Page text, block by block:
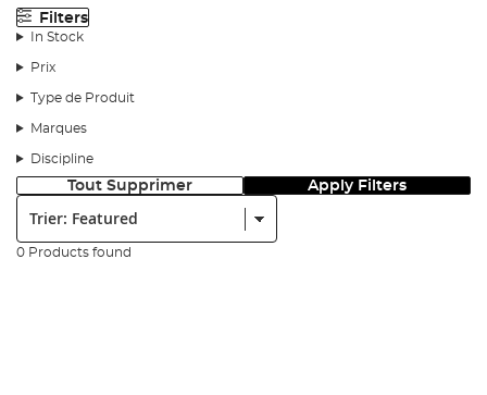
Filters
In Stock
Prix
Type de Produit
Marques
Discipline
Tout Supprimer Apply Filters
0 Products found